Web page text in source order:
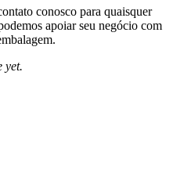
conosco para quaisquer
apoiar seu negócio com
yet.